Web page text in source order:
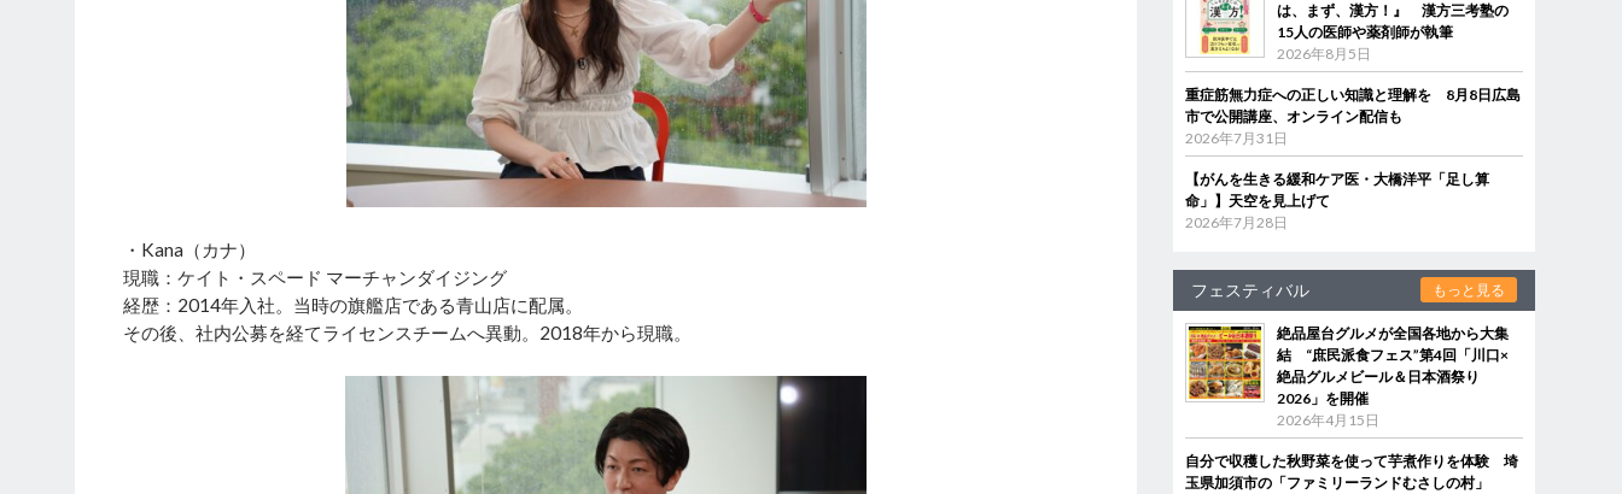
・Kana（カナ）
現職：ケイト・スペード マーチャンダイジング
経歴：2014年入社。当時の旗艦店である青山店に配属。
その後、社内公募を経てライセンスチームへ異動。2018年から現職。
は、まず、漢方！』 漢方三考塾の
15人の医師や薬剤師が執筆
2026年8月5日
重症筋無力症への正しい知識と理解を 8月8日広島
市で公開講座、オンライン配信も
2026年7月31日
【がんを生きる緩和ケア医・大橋洋平「足し算
命」】天空を見上げて
2026年7月28日
フェスティバル もっと見る
絶品屋台グルメが全国各地から大集
結 “庶民派食フェス”第4回「川口×
絶品グルメビール＆日本酒祭り
2026」を開催
2026年4月15日
自分で収穫した秋野菜を使って芋煮作りを体験 埼
玉県加須市の「ファミリーランドむさしの村」